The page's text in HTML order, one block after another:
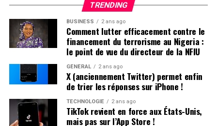
App store par un communiqué officiel.«Apple doit
respecter les lois en vigueur dans les régions où elle
opère. Selon la loi Protecting Americans from Foreign
Adversary Controlled Applications act, les applications
développées par ByteDance ltd., y compris TikTok et ses
filiales comme CapCut et Lemon8, ne pourront plus être
téléchargées ou mises à jour sur l’App Store pour les
utilisateurs américains après le 19 janvier 2025», précise
la société.
Il est crucial de souligner que les utilisateurs américains
TRENDING
BUSINESS 2 ans ago
Comment lutter efficacement contre le
financement du terrorisme au Nigeria :
le point de vue du directeur de la NFIU
GÉNÉRAL 2 ans ago
X (anciennement Twitter) permet enfin
de trier les réponses sur iPhone !
TECHNOLOGIE 2 ans ago
TikTok revient en force aux États-Unis,
mais pas sur l’App Store !